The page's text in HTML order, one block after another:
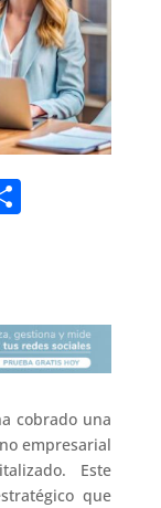
C
ar
ti
r
cobrado una
empresarial
Este
que